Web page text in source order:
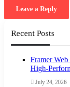
Leave a Reply
Recent Posts
Framer
High-
July 24, 2026